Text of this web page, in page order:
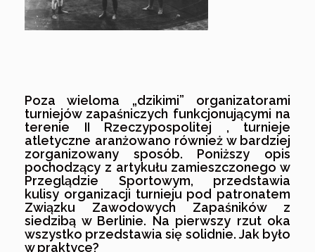
Poza wieloma „dzikimi” organizatorami
turniejów zapaśniczych funkcjonującymi na
terenie II Rzeczypospolitej , turnieje
atletyczne aranżowano również w bardziej
zorganizowany sposób. Poniższy opis
pochodzący z artykułu zamieszczonego w
Przeglądzie Sportowym, przedstawia
kulisy organizacji turnieju pod patronatem
Związku Zawodowych Zapaśników z
siedzibą w Berlinie. Na pierwszy rzut oka
wszystko przedstawia się solidnie. Jak było
w praktyce?